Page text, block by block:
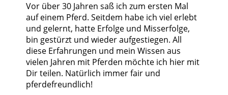
Vor über 30 Jahren saß ich zum ersten Mal
auf einem Pferd. Seitdem habe ich viel erlebt
und gelernt, hatte Erfolge und Misserfolge,
bin gestürzt und wieder aufgestiegen. All
diese Erfahrungen und mein Wissen aus
vielen Jahren mit Pferden möchte ich hier mit
Dir teilen. Natürlich immer fair und
pferdefreundlich!